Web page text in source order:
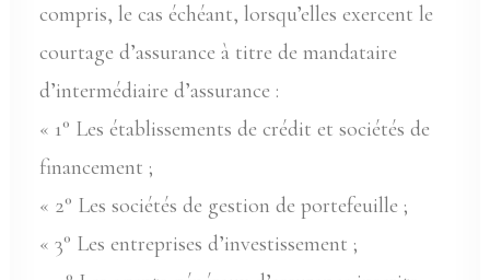
compris, le cas échéant, lorsqu’elles exercent le
courtage d’assurance à titre de mandataire
d’intermédiaire d’assurance :
« 1° Les établissements de crédit et sociétés de
financement ;
« 2° Les sociétés de gestion de portefeuille ;
« 3° Les entreprises d’investissement ;